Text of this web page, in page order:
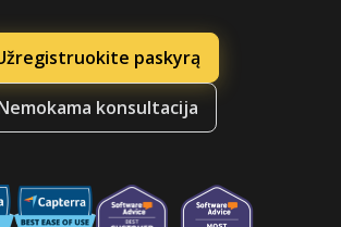
paskyrą
konsultacija